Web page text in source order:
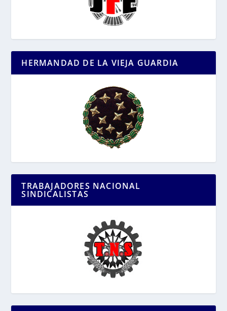
HERMANDAD DE LA VIEJA GUARDIA
TRABAJADORES NACIONAL
SINDICALISTAS